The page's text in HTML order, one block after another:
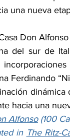
una nueva
Don
del sur de
Ferdinando
hacia una
Alfonso (100
in The Ritz-